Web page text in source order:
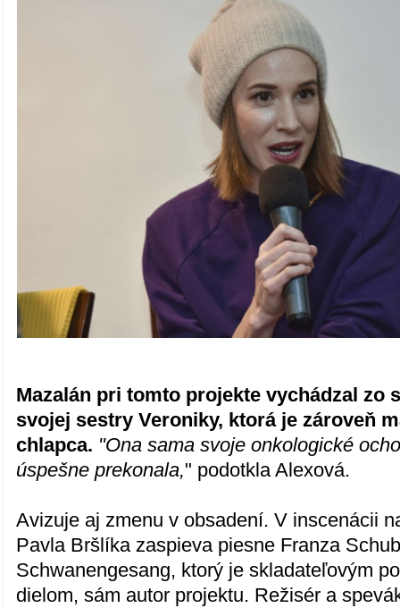
Mazalán pri tomto projekte vychádzal zo
svojej sestry Veroniky, ktorá je zároveň
chlapca. "Ona sama svoje onkologické
úspešne prekonala," podotkla Alexová.
Avizuje aj zmenu v obsadení. V inscenácii
Pavla Bršlíka zaspieva piesne Franza
Schwanengesang, ktorý je skladateľovým
dielom, sám autor projektu. Režisér a